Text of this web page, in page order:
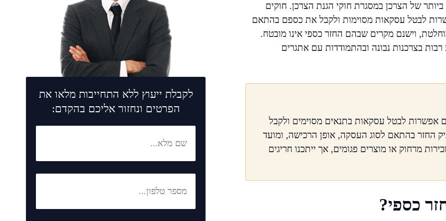
של הצרכן במסגרת חוקי הגנת הצרכן. חוקים
לבטל עסקאות מסוימות ולקבל את כספם בהתאם
וישנם מקרים שבהם החזר כספי אינו מובטח.
רבות בצרכנות נבונה ובהתמודדות עם אתגרים
אפשרות לבטל עסקאות בתנאים מסוימים ולקבל
החזר בהתאם לסוג העסקה, אופן הרכישה, ומועד
מרחוק או מוצרים פגומים, אך ייתכנו חריגים
כספי?
לקבלת ייעוץ ללא התחייבות מלאו את
הפרטים ונחזור אליכם בהקדם: